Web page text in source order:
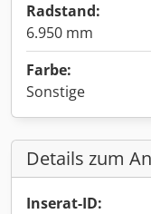
Radstand:
6.950 mm
Farbe:
Sonstige
Details zum
Inserat-ID: